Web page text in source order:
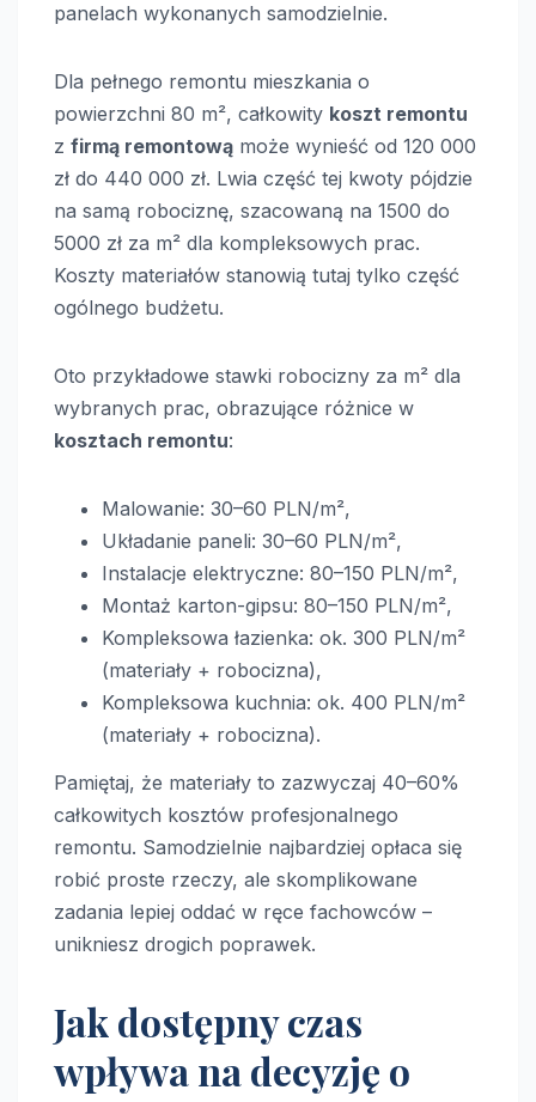
panelach wykonanych samodzielnie.
Dla pełnego remontu mieszkania o
powierzchni 80 m², całkowity koszt remontu
z firmą remontową może wynieść od 120 000
zł do 440 000 zł. Lwia część tej kwoty pójdzie
na samą robociznę, szacowaną na 1500 do
5000 zł za m² dla kompleksowych prac.
Koszty materiałów stanowią tutaj tylko część
ogólnego budżetu.
Oto przykładowe stawki robocizny za m² dla
wybranych prac, obrazujące różnice w
kosztach remontu:
Malowanie: 30–60 PLN/m²,
Układanie paneli: 30–60 PLN/m²,
Instalacje elektryczne: 80–150 PLN/m²,
Montaż karton-gipsu: 80–150 PLN/m²,
Kompleksowa łazienka: ok. 300 PLN/m²
(materiały + robocizna),
Kompleksowa kuchnia: ok. 400 PLN/m²
(materiały + robocizna).
Pamiętaj, że materiały to zazwyczaj 40–60%
całkowitych kosztów profesjonalnego
remontu. Samodzielnie najbardziej opłaca się
robić proste rzeczy, ale skomplikowane
zadania lepiej oddać w ręce fachowców –
unikniesz drogich poprawek.
Jak dostępny czas
wpływa na decyzję o